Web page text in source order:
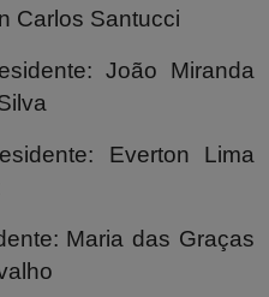
Carlos Santucci
João Miranda
Everton Lima
Maria das Graças